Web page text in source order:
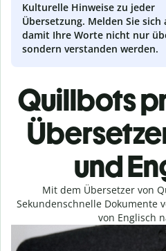
Kulturelle Hinweise zu jeder
Übersetzung. Melden Sie sich
damit Ihre Worte nicht nur
sondern verstanden werden.
Quillbots
und
Mit dem Übersetzer von
Sekundenschnelle Dokumente
von Englisch